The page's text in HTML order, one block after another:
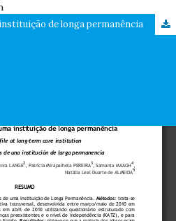
de longa permanência